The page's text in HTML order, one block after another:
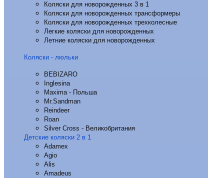
Коляски для новорожденных 3 в 1
Коляски для новорожденных трансформеры
Коляски для новорожденных трехколесные
Легкие коляски для новорожденных
Летние коляски для новорожденных
Коляски - люльки
BEBIZARO
Inglesina
Maxima - Польша
Mr.Sandman
Reindeer
Roan
Silver Cross - Великобритания
Детские коляски 2 в 1
Adamex
Agio
Alis
Amadeus